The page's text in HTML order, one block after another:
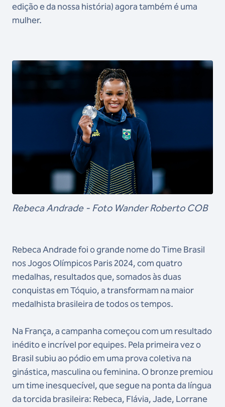
edição e da nossa história) agora também é uma
mulher.
Rebeca Andrade - Foto Wander Roberto COB
Rebeca Andrade foi o grande nome do Time Brasil
nos Jogos Olímpicos Paris 2024, com quatro
medalhas, resultados que, somados às duas
conquistas em Tóquio, a transformam na maior
medalhista brasileira de todos os tempos.
Na França, a campanha começou com um resultado
inédito e incrível por equipes. Pela primeira vez o
Brasil subiu ao pódio em uma prova coletiva na
ginástica, masculina ou feminina. O bronze premiou
um time inesquecível, que segue na ponta da língua
da torcida brasileira: Rebeca, Flávia, Jade, Lorrane